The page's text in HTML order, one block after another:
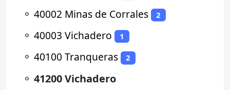
⚬ 40002 Minas de Corrales 2
⚬ 40003 Vichadero 1
⚬ 40100 Tranqueras 2
⚬ 41200 Vichadero